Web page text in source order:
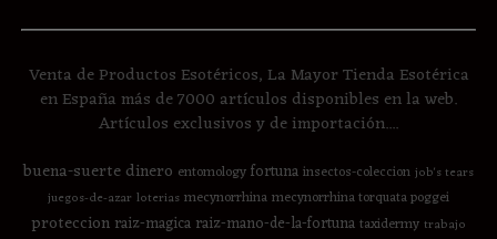
Venta de Productos Esotéricos, La Mayor Tienda Esotérica
en España más de 7000 artículos disponibles en la web.
Artículos exclusivos y de importación....
buena-suertedinero entomologyfortunainsectos-coleccion job's tears
juegos-de-azar loterias mecynorrhinamecynorrhina torquata poggei
proteccion raiz-magica raiz-mano-de-la-fortunataxidermy trabajo